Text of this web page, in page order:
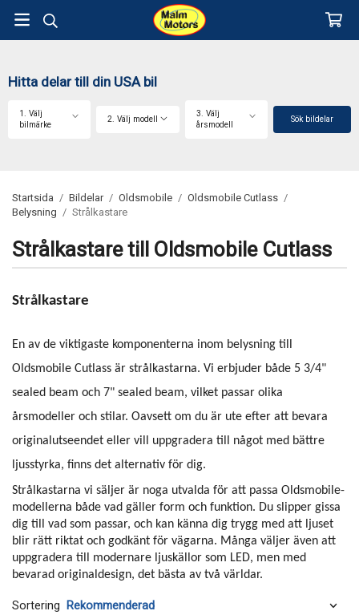
Hitta delar till din USA bil
1. Välj
bilmärke
2. Välj modell
3. Välj
årsmodell
Sök bildelar
Startsida / Bildelar / Oldsmobile / Oldsmobile Cutlass /
Belysning / Strålkastare
Strålkastare till Oldsmobile Cutlass
Strålkastare
En av de viktigaste komponenterna inom belysning till
Oldsmobile Cutlass är strålkastarna. Vi erbjuder både 5 3/4"
sealed beam och 7" sealed beam, vilket passar olika
årsmodeller och stilar. Oavsett om du är ute efter att bevara
originalutseendet eller vill uppgradera till något med bättre
ljusstyrka, finns det alternativ för dig.
Strålkastarna vi säljer är noga utvalda för att passa Oldsmobile-
modellerna både vad gäller form och funktion. Du slipper gissa
dig till vad som passar, och kan känna dig trygg med att ljuset
blir rätt riktat och godkänt för vägarna. Många väljer även att
uppgradera till modernare ljuskällor som LED, men med
bevarad originaldesign, det bästa av två världar.
Sortering